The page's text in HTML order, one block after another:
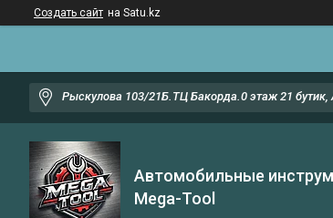
Создать сайт на Satu.kz
Рыскулова 103/21Б.ТЦ Бакорда.0 этаж 21 бутик,
Автомобильные
Mega-Tool